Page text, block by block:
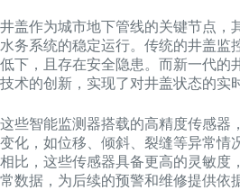
井盖作为城市地下管线的关键节点，
水务系统的稳定运行。传统的井盖监
低下，且存在安全隐患。而新一代的
技术的创新，实现了对井盖状态的实
这些智能监测器搭载的高精度传感器
变化，如位移、倾斜、裂缝等异常情
相比，这些传感器具备更高的灵敏度
常数据，为后续的预警和维修提供依